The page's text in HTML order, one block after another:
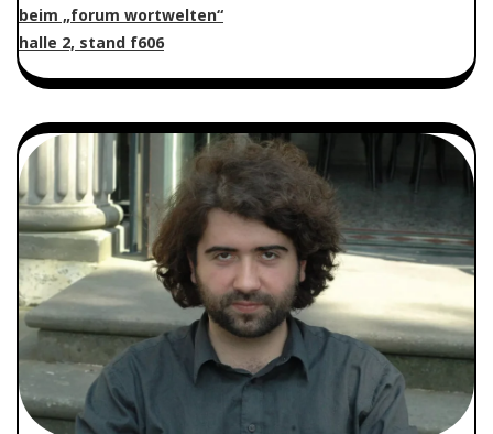
beim „forum wortwelten“
halle 2, stand f606